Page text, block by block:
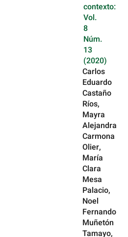
contexto:
Vol.
8
Núm.
13
(2020)
Carlos
Eduardo
Castaño
Ríos,
Mayra
Alejandra
Carmona
Olier,
María
Clara
Mesa
Palacio,
Noel
Fernando
Muñetón
Tamayo,